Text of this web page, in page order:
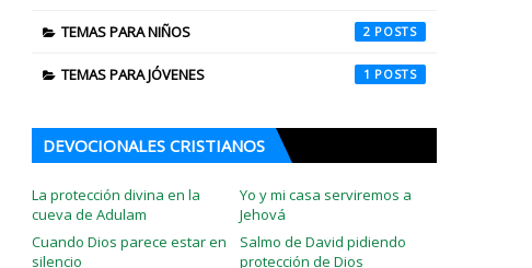
TEMAS PARA NIÑOS 2
TEMAS PARA JÓVENES 1
DEVOCIONALES CRISTIANOS
La protección divina en la
cueva de Adulam
Yo y mi casa serviremos a
Jehová
Cuando Dios parece estar en
silencio
Salmo de David pidiendo
protección de Dios